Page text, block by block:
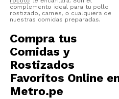
complemento ideal para tu pollo
rostizado, carnes, o cualquiera de
nuestras comidas preparadas.
Compra tus
Comidas y
Rostizados
Favoritos Online
Metro.pe